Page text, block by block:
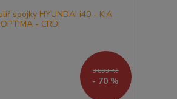
3 893 Kč
- 70 %